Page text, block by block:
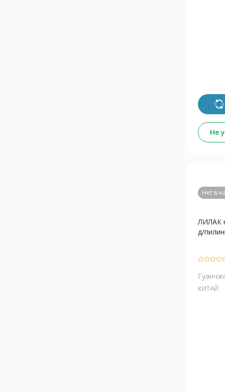
Не
Нет в
ЛИЛАК
д/
КИТАЙ